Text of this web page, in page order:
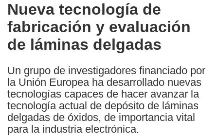
the
following
languages:
Nueva tecnología de
fabricación y evaluación
de láminas delgadas
Un grupo de investigadores financiado por
la Unión Europea ha desarrollado nuevas
tecnologías capaces de hacer avanzar la
tecnología actual de depósito de láminas
delgadas de óxidos, de importancia vital
para la industria electrónica.